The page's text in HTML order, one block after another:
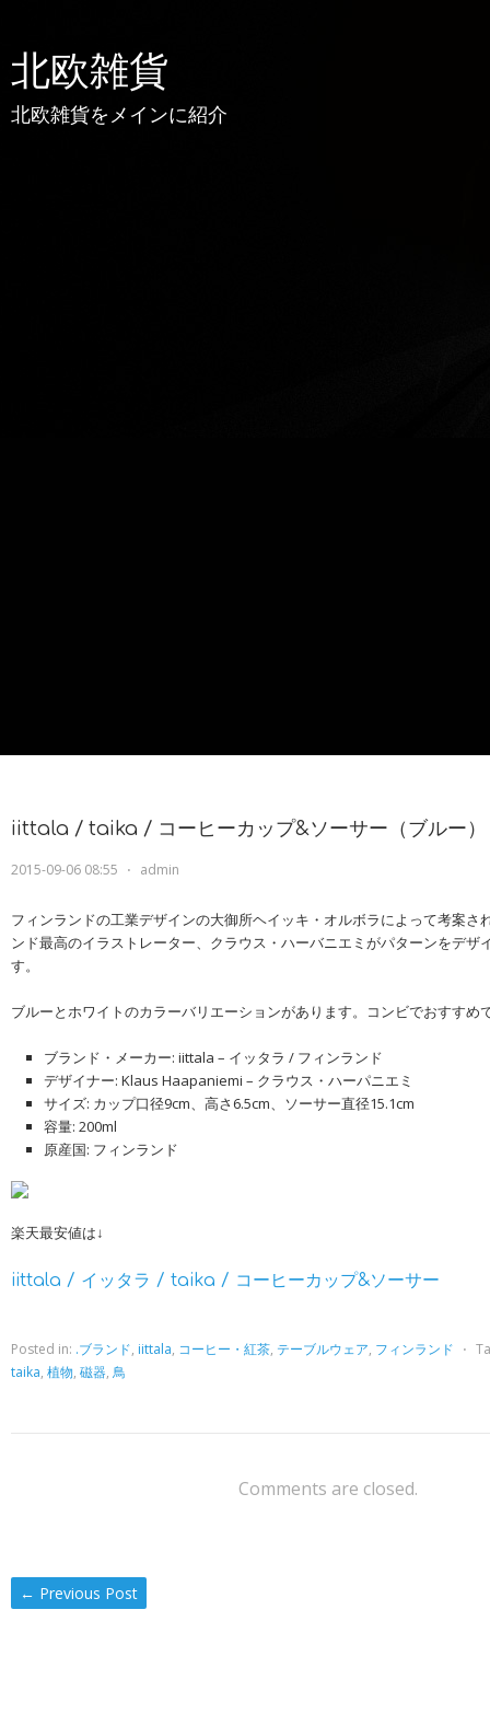
北欧雑貨
北欧雑貨をメインに紹介
iittala / taika / コーヒーカップ&ソーサー（ブルー）
2015-09-06 08:55 ⋅ admin
フィンランドの工業デザインの大御所ヘイッキ・オルボラによって考案さ
ンド最高のイラストレーター、クラウス・ハーバニエミがパターンをデザ
す。
ブルーとホワイトのカラーバリエーションがあります。コンビでおすすめ
ブランド・メーカー: iittala – イッタラ / フィンランド
デザイナー: Klaus Haapaniemi – クラウス・ハーパニエミ
サイズ: カップ口径9cm、高さ6.5cm、ソーサー直径15.1cm
容量: 200ml
原産国: フィンランド
楽天最安値は↓
iittala / イッタラ / taika / コーヒーカップ&ソーサー
Posted in: .ブランド, iittala, コーヒー・紅茶, テーブルウェア, フィンランド ⋅
taika, 植物, 磁器, 鳥
Comments are closed.
← Previous Post